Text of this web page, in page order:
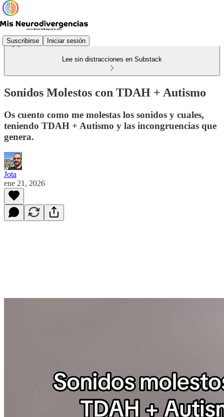
Suscribirse Iniciar sesión
Lee sin distracciones en Substack
Sonidos Molestos con TDAH + Autismo
Os cuento como me molestas los sonidos y cuales,
teniendo TDAH + Autismo y las incongruencias que
genera.
Jota
ene 21, 2026